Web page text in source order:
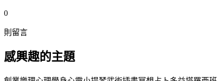
0
則留言
感興趣的主題